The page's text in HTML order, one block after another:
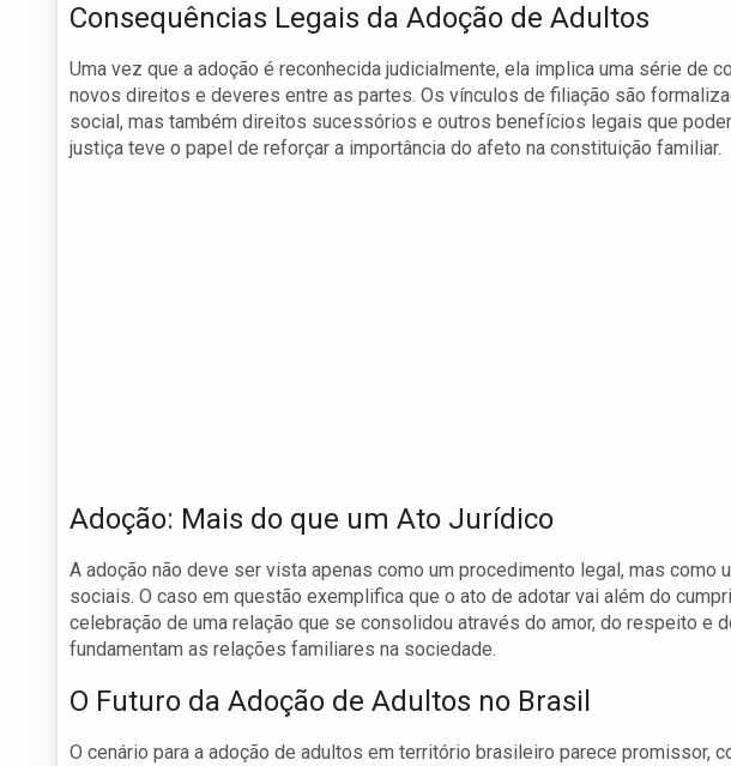
Consequências Legais da Adoção de Adultos
Uma vez que a adoção é reconhecida judicialmente, ela implica uma série de
novos direitos e deveres entre as partes. Os vínculos de filiação são
social, mas também direitos sucessórios e outros benefícios legais que
justiça teve o papel de reforçar a importância do afeto na constituição familiar.
Adoção: Mais do que um Ato Jurídico
A adoção não deve ser vista apenas como um procedimento legal, mas como
sociais. O caso em questão exemplifica que o ato de adotar vai além do
celebração de uma relação que se consolidou através do amor, do respeito e
fundamentam as relações familiares na sociedade.
O Futuro da Adoção de Adultos no Brasil
O cenário para a adoção de adultos em território brasileiro parece promissor,